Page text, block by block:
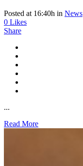
Posted at 16:40h in News
0 Likes
Share
...
Read More